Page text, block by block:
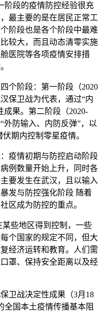
阶段的疫情防控经验很充
最主要的是在居民正常工
阶段也是各个阶段中最难
较大，而且动态清零实施
医院等各项疫情安排措
个阶段：第一阶段（2020
保卫战为代表，通过“内
成果。第二阶段（2020-
外防输入、内防反弹”，以
期内控制零星疫情。
疫情初期与防控启动阶段
例数量开始上升，同时各
要发生在武汉，且以输入
发与防控强化阶段 随着
区成为防控的重点。
些地区得到控制，一些
个国家的规定不同，但大
经济运转和教育。人们需
罩、保持安全距离以及经
卫战决定性成果（3月18
全国本土疫情传播基本阻